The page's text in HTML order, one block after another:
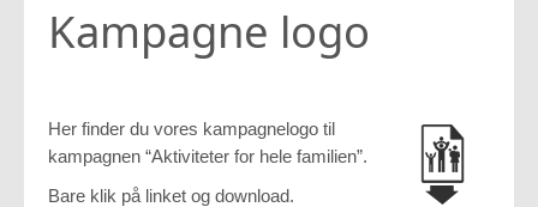
GUIDES M.M.
BESTYRELSESNETVÆRKET
Kampagne logo
Her finder du vores kampagnelogo til
kampagnen “Aktiviteter for hele familien”.
Bare klik på linket og download.